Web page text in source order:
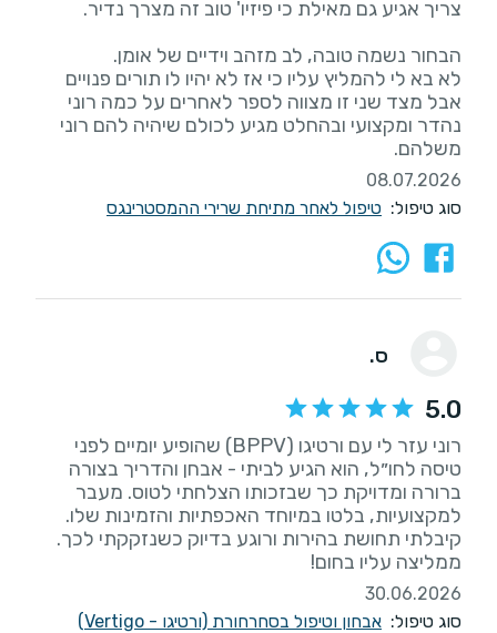
לא בא לי להמליץ עליו כי אז לא יהיו לו תורים פנויים
אבל מצד שני זו מצווה לספר לאחרים על כמה רוני
נהדר ומקצועי ובהחלט מגיע לכולם שיהיה להם רוני
משלהם.
08.07.2026
סוג טיפול: טיפול לאחר מתיחת שרירי ההמסטרינגס
ס.
5.0
רוני עזר לי עם ורטיגו (BPPV) שהופיע יומיים לפני
טיסה לחו״ל, הוא הגיע לביתי - אבחן והדריך בצורה
ברורה ומדויקת כך שבזכותו הצלחתי לטוס. מעבר
למקצועיות, בלטו במיוחד האכפתיות והזמינות שלו.
קיבלתי תחושת בהירות ורוגע בדיוק כשנזקקתי לכך.
ממליצה עליו בחום!
30.06.2026
סוג טיפול: אבחון וטיפול בסחרחורת (ורטיגו - Vertigo)